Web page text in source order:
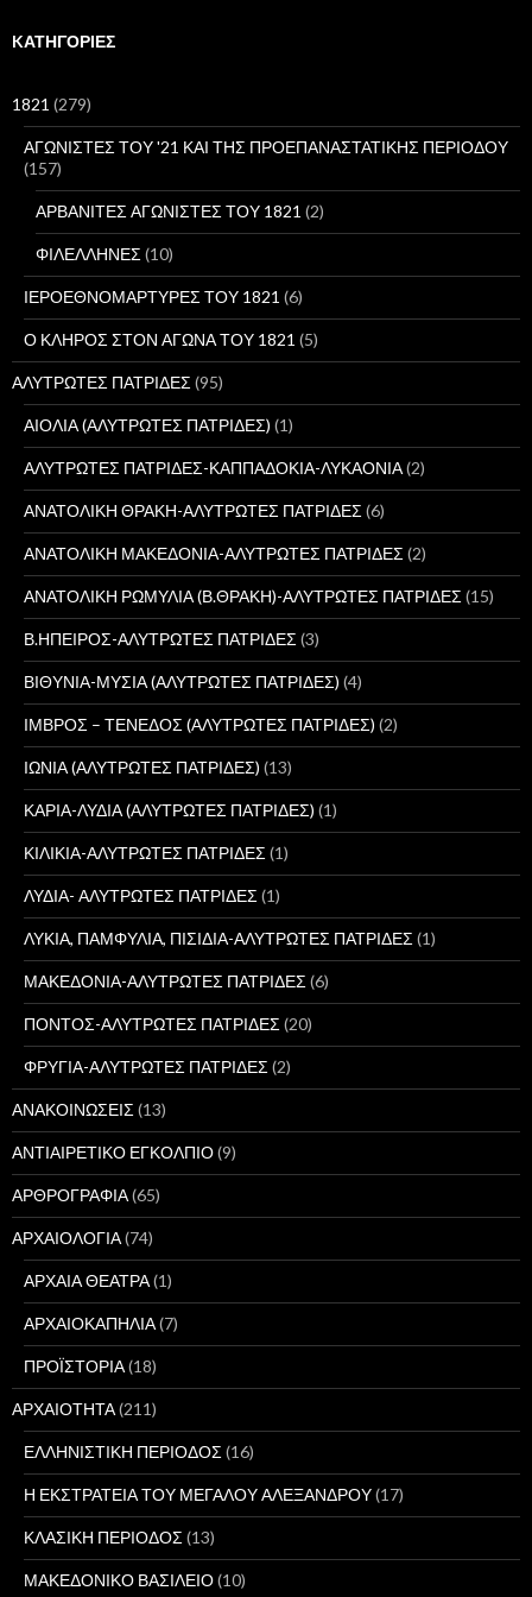
ή
σ
KΑΤΗΓΟΡΊΕΣ
1821 (279)
ΑΓΩΝΙΣΤΕΣ ΤΟΥ '21 ΚΑΙ ΤΗΣ ΠΡΟΕΠΑΝΑΣΤΑΤΙΚΗΣ ΠΕΡΙΟΔΟΥ
(157)
ΑΡΒΑΝΙΤΕΣ ΑΓΩΝΙΣΤΕΣ ΤΟΥ 1821 (2)
ΦΙΛΕΛΛΗΝΕΣ (10)
ΙΕΡΟΕΘΝΟΜΑΡΤΥΡΕΣ ΤΟΥ 1821 (6)
Ο ΚΛΗΡΟΣ ΣΤΟΝ ΑΓΩΝΑ ΤΟΥ 1821 (5)
ΑΛΥΤΡΩΤΕΣ ΠΑΤΡΙΔΕΣ (95)
ΑΙΟΛΙΑ (ΑΛΥΤΡΩΤΕΣ ΠΑΤΡΙΔΕΣ) (1)
ΑΛΥΤΡΩΤΕΣ ΠΑΤΡΙΔΕΣ-ΚΑΠΠΑΔΟΚΙΑ-ΛΥΚΑΟΝΙΑ(2)
ΑΝΑΤΟΛΙΚΗ ΘΡΑΚΗ-ΑΛΥΤΡΩΤΕΣ ΠΑΤΡΙΔΕΣ (6)
ΑΝΑΤΟΛΙΚΗ ΜΑΚΕΔΟΝΙΑ-ΑΛΥΤΡΩΤΕΣ ΠΑΤΡΙΔΕΣ (2)
ΑΝΑΤΟΛΙΚΗ ΡΩΜΥΛΙΑ (Β.ΘΡΑΚΗ)-ΑΛΥΤΡΩΤΕΣ ΠΑΤΡΙΔΕΣ (15)
Β.ΗΠΕΙΡΟΣ-ΑΛΥΤΡΩΤΕΣ ΠΑΤΡΙΔΕΣ (3)
ΒΙΘΥΝΙΑ-ΜΥΣΙΑ (ΑΛΥΤΡΩΤΕΣ ΠΑΤΡΙΔΕΣ) (4)
ΙΜΒΡΟΣ – ΤΕΝΕΔΟΣ (ΑΛΥΤΡΩΤΕΣ ΠΑΤΡΙΔΕΣ) (2)
ΙΩΝΙΑ (ΑΛΥΤΡΩΤΕΣ ΠΑΤΡΙΔΕΣ) (13)
ΚΑΡΙΑ-ΛΥΔΙΑ (ΑΛΥΤΡΩΤΕΣ ΠΑΤΡΙΔΕΣ) (1)
ΚΙΛΙΚΙΑ-ΑΛΥΤΡΩΤΕΣ ΠΑΤΡΙΔΕΣ (1)
ΛΥΔΙΑ- ΑΛΥΤΡΩΤΕΣ ΠΑΤΡΙΔΕΣ (1)
ΛΥΚΙΑ, ΠΑΜΦΥΛΙΑ, ΠΙΣΙΔΙΑ-ΑΛΥΤΡΩΤΕΣ ΠΑΤΡΙΔΕΣ (1)
ΜΑΚΕΔΟΝΙΑ-ΑΛΥΤΡΩΤΕΣ ΠΑΤΡΙΔΕΣ (6)
ΠΟΝΤΟΣ-ΑΛΥΤΡΩΤΕΣ ΠΑΤΡΙΔΕΣ (20)
ΦΡΥΓΙΑ-ΑΛΥΤΡΩΤΕΣ ΠΑΤΡΙΔΕΣ (2)
ΑΝΑΚΟΙΝΩΣΕΙΣ (13)
ΑΝΤΙΑΙΡΕΤΙΚΟ ΕΓΚΟΛΠΙΟ(9)
ΑΡΘΡΟΓΡΑΦΙΑ(65)
ΑΡΧΑΙΟΛΟΓΙΑ(74)
ΑΡΧΑΙΑ ΘΕΑΤΡΑ(1)
ΑΡΧΑΙΟΚΑΠΗΛΙΑ(7)
ΠΡΟΪΣΤΟΡΙΑ(18)
ΑΡΧΑΙΟΤΗΤΑ(211)
ΕΛΛΗΝΙΣΤΙΚΗ ΠΕΡΙΟΔΟΣ (16)
Η ΕΚΣΤΡΑΤΕΙΑ ΤΟΥ ΜΕΓΑΛΟΥ ΑΛΕΞΑΝΔΡΟΥ(17)
ΚΛΑΣΙΚΗ ΠΕΡΙΟΔΟΣ (13)
ΜΑΚΕΔΟΝΙΚΟ ΒΑΣΙΛΕΙΟ(10)